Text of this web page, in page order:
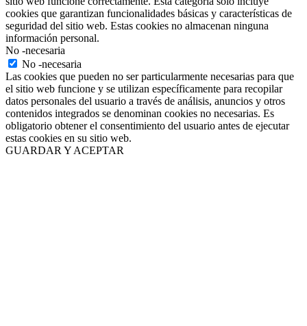
cookies que garantizan funcionalidades básicas y características de
seguridad del sitio web. Estas cookies no almacenan ninguna
información personal.
No -necesaria
No -necesaria
Las cookies que pueden no ser particularmente necesarias para que
el sitio web funcione y se utilizan específicamente para recopilar
datos personales del usuario a través de análisis, anuncios y otros
contenidos integrados se denominan cookies no necesarias. Es
obligatorio obtener el consentimiento del usuario antes de ejecutar
estas cookies en su sitio web.
GUARDAR Y ACEPTAR